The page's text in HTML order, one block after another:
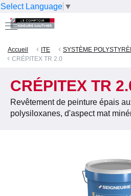
Select Language ▼
Accueil ITE
SYSTÈME
CRÉPITEX TR 2.0
CRÉPITEX TR
Revêtement de peinture épais
polysiloxanes, d'aspect mat